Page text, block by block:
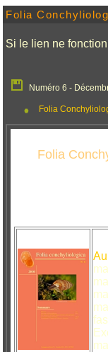
Folia
Si le lien ne
Numéro 6 -
Folia
Folia